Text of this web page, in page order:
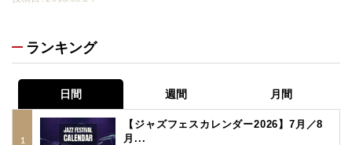
ランキング
日間 週間 月間
【ジャズフェスカレンダー2026】7月／8
月...